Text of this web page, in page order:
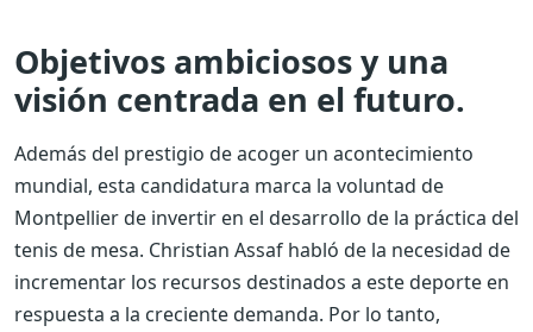
Objetivos ambiciosos y una
visión centrada en el futuro.
Además del prestigio de acoger un acontecimiento
mundial, esta candidatura marca la voluntad de
Montpellier de invertir en el desarrollo de la práctica del
tenis de mesa. Christian Assaf habló de la necesidad de
incrementar los recursos destinados a este deporte en
respuesta a la creciente demanda. Por lo tanto,